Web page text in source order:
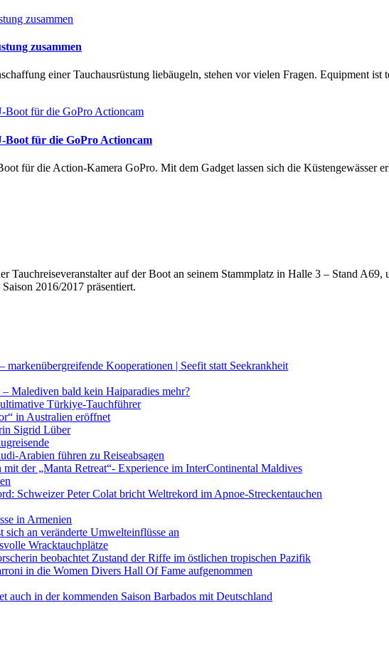
zusammen
einer Tauchausrüstung liebäugeln, stehen vor vielen Fragen. Equipment
Boot für die GoPro Actioncam
für die Action-Kamera GoPro. Mit dem Gadget lassen sich die Küstengewässer
Tauchreiseveranstalter auf der Boot an seinem Stammplatz in Halle 3 – Stand
2016/2017 präsentiert.
markenübergreifende Kooperationen | Seefit statt Seekrankheit
Malediven bald kein Haiparadies mehr?
Türkiye-Tauchführer
in Australien eröffnet
Sigrid Lüber
Arabien führen zu Reiseabsagen
der „Manta Retreat“- Experience im InterContinental Maldives
Schweizer Peter Colat bricht Weltrekord im Apnoe-Streckentauchen
in Armenien
an veränderte Umwelteinflüsse an
Wracktauchplätze
beobachtet Zustand der Riffe im östlichen tropischen Pazifik
in die Women Divers Hall Of Fame aufgenommen
auch in der kommenden Saison Barbados mit Deutschland